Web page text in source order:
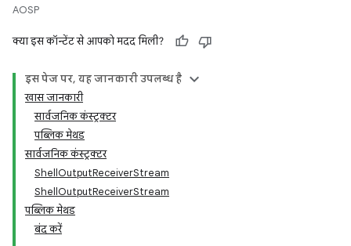
AOSP
क्या इस कॉन्टेंट से आपको मदद मिली?
इस पेज पर, यह जानकारी उपलब्ध है
खास जानकारी
सार्वजनिक कंस्ट्रक्टर
पब्लिक मेथड
सार्वजनिक कंस्ट्रक्टर
ShellOutputReceiverStream
ShellOutputReceiverStream
पब्लिक मेथड
बंद करें